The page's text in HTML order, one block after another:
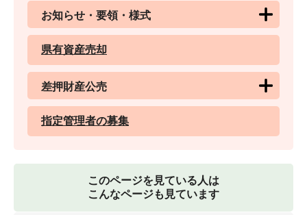
お知らせ・要領・様式
県有資産売却
差押財産公売
指定管理者の募集
このページを見ている人は
こんなページも見ています